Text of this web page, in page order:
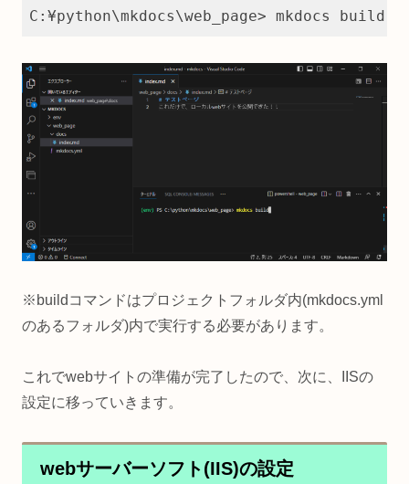
C:¥python\mkdocs\web_page> mkdocs build
※buildコマンドはプロジェクトフォルダ内(mkdocs.yml
のあるフォルダ)内で実行する必要があります。
これでwebサイトの準備が完了したので、次に、IISの
設定に移っていきます。
webサーバーソフト(IIS)の設定